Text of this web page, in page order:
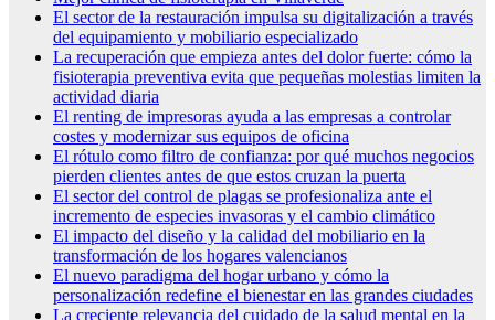
El sector de la restauración impulsa su digitalización a través
del equipamiento y mobiliario especializado
La recuperación que empieza antes del dolor fuerte: cómo la
fisioterapia preventiva evita que pequeñas molestias limiten la
actividad diaria
El renting de impresoras ayuda a las empresas a controlar
costes y modernizar sus equipos de oficina
El rótulo como filtro de confianza: por qué muchos negocios
pierden clientes antes de que estos cruzan la puerta
El sector del control de plagas se profesionaliza ante el
incremento de especies invasoras y el cambio climático
El impacto del diseño y la calidad del mobiliario en la
transformación de los hogares valencianos
El nuevo paradigma del hogar urbano y cómo la
personalización redefine el bienestar en las grandes ciudades
La creciente relevancia del cuidado de la salud mental en la